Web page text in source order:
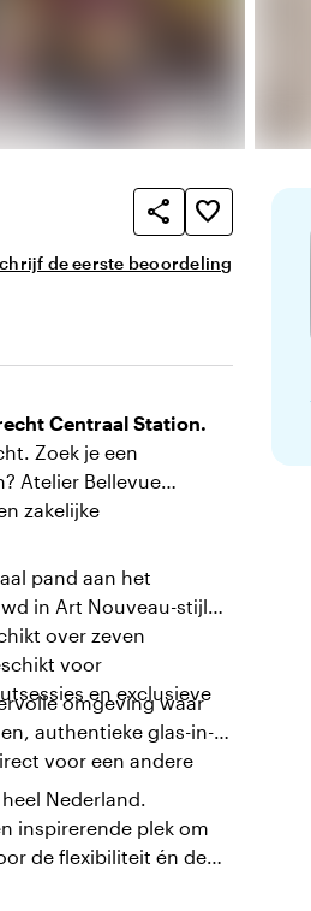
share
favorite_border
de eerste beoordeling
Centraal Station.
Zoek je een
Atelier Bellevue
zakelijke
pand aan het
in Art Nouveau-stijl
over zeven
voor
en exclusieve
omgeving waar
authentieke glas-in-
voor een andere
Nederland.
inspirerende plek om
de flexibiliteit én de